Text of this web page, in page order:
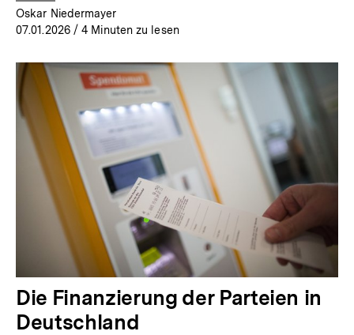
Oskar Niedermayer
07.01.2026/ 4 Minuten zu lesen
Die Finanzierung der Parteien in
Deutschland